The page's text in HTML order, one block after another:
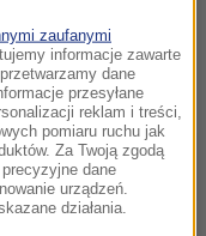
zaufanymi
informacje zawarte
dane
przesyłane
reklam i treści,
pomiaru ruchu jak
Za Twoją zgodą
dane
urządzeń.
działania.